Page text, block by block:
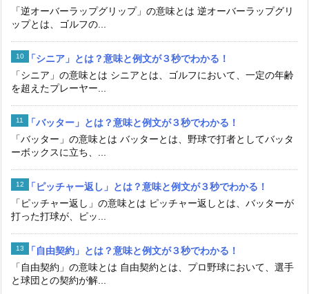
「逆オーバーラップグリップ」の意味とは 逆オーバーラップグリ
ップとは、ゴルフの...
「シニア」とは？意味と例文が３秒でわかる！
「シニア」の意味とは シニアとは、ゴルフにおいて、一定の年齢
を超えたプレーヤー...
「バッター」とは？意味と例文が３秒でわかる！
「バッター」の意味とは バッターとは、野球で打者としてバッタ
ーボックスに立ち、...
「ピッチャー返し」とは？意味と例文が３秒でわかる！
「ピッチャー返し」の意味とは ピッチャー返しとは、バッターが
打った打球が、ピッ...
「自由契約」とは？意味と例文が３秒でわかる！
「自由契約」の意味とは 自由契約とは、プロ野球において、選手
と球団との契約が解...